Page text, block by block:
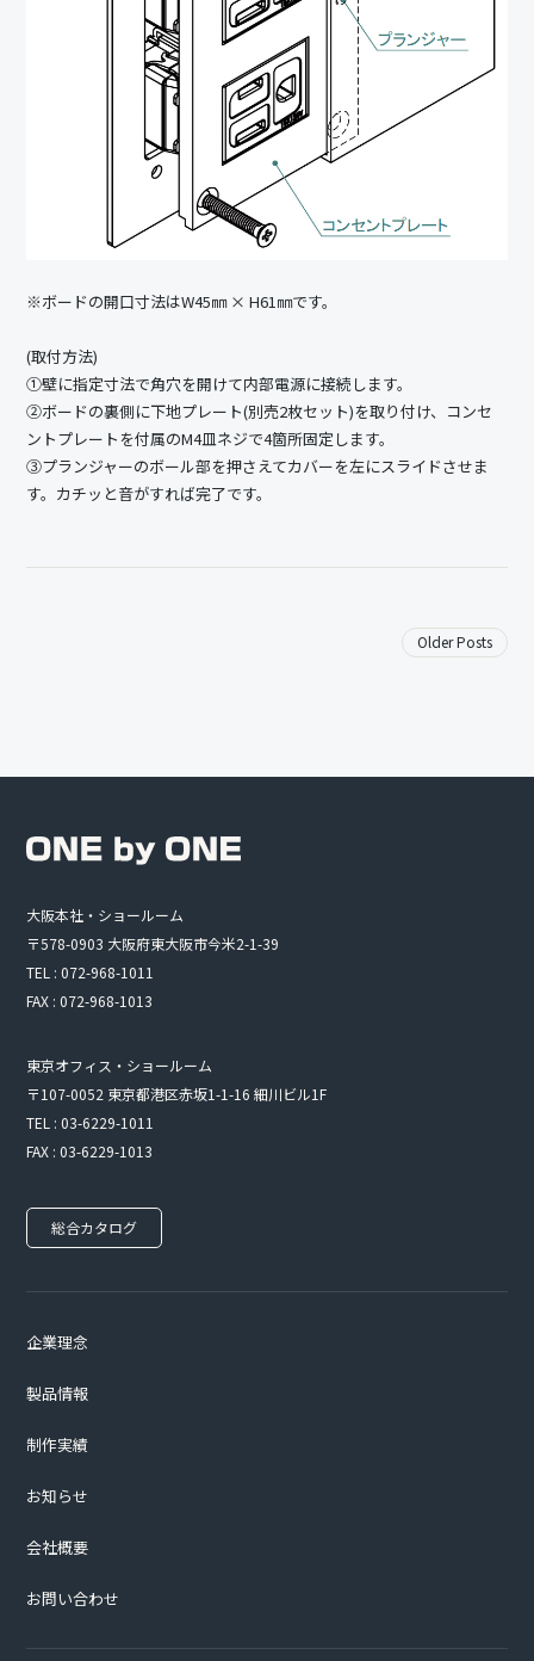
※ボードの開口寸法はW45㎜ × H61㎜です。
(取付方法)
①壁に指定寸法で角穴を開けて内部電源に接続します。
②ボードの裏側に下地プレート(別売2枚セット)を取り付け、コンセ
ントプレートを付属のM4皿ネジで4箇所固定します。
③プランジャーのボール部を押さえてカバーを左にスライドさせま
す。カチッと音がすれば完了です。
Older Posts
大阪本社・ショールーム
〒578-0903 大阪府東大阪市今米2-1-39
TEL : 072-968-1011
FAX : 072-968-1013
東京オフィス・ショールーム
〒107-0052 東京都港区赤坂1-1-16 細川ビル1F
TEL : 03-6229-1011
FAX : 03-6229-1013
総合カタログ
企業理念
製品情報
制作実績
お知らせ
会社概要
お問い合わせ